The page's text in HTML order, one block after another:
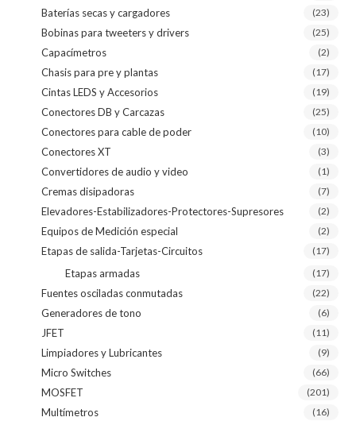
Baterías secas y cargadores (23)
Bobinas para tweeters y drivers (25)
Capacímetros (2)
Chasis para pre y plantas (17)
Cintas LEDS y Accesorios (19)
Conectores DB y Carcazas (25)
Conectores para cable de poder (10)
Conectores XT (3)
Convertidores de audio y video (1)
Cremas disipadoras (7)
Elevadores-Estabilizadores-Protectores-Supresores (2)
Equipos de Medición especial (2)
Etapas de salida-Tarjetas-Circuitos (17)
Etapas armadas (17)
Fuentes osciladas conmutadas (22)
Generadores de tono (6)
JFET (11)
Limpiadores y Lubricantes (9)
Micro Switches (66)
MOSFET (201)
Multímetros (16)